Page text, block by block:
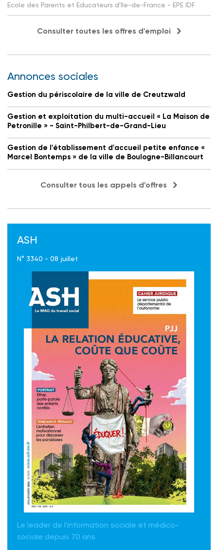
Ecole des Parents et Educateurs d'Ile-de-France - EPE IDF
Consulter toutes les offres d'emploi
Annonces sociales
Gestion du périscolaire de la ville de Creutzwald
Gestion et exploitation du multi-accueil « La Maison de
Petronille » - Saint-Philbert-de-Grand-Lieu
Gestion de l'établissement d'accueil petite enfance «
Marcel Bontemps » de la ville de Boulogne-Billancourt
Consulter tous les appels d'offres
ASH
N° 3340 - 08 juillet
Le leader de l'information sociale et médico-
sociale depuis 70 ans